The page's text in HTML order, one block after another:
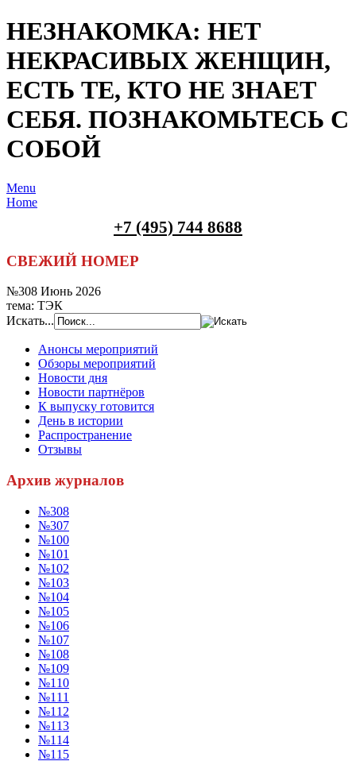
НЕЗНАКОМКА: НЕТ
НЕКРАСИВЫХ ЖЕНЩИН,
ЕСТЬ ТЕ, КТО НЕ ЗНАЕТ
СЕБЯ. ПОЗНАКОМЬТЕСЬ С
СОБОЙ
Menu
Home
+7 (495) 744 8688
СВЕЖИЙ НОМЕР
№308 Июнь 2026
тема: ТЭК
Искать...
Анонсы мероприятий
Обзоры мероприятий
Новости дня
Новости партнёров
К выпуску готовится
День в истории
Распространение
Отзывы
Архив журналов
№308
№307
№100
№101
№102
№103
№104
№105
№106
№107
№108
№109
№110
№111
№112
№113
№114
№115